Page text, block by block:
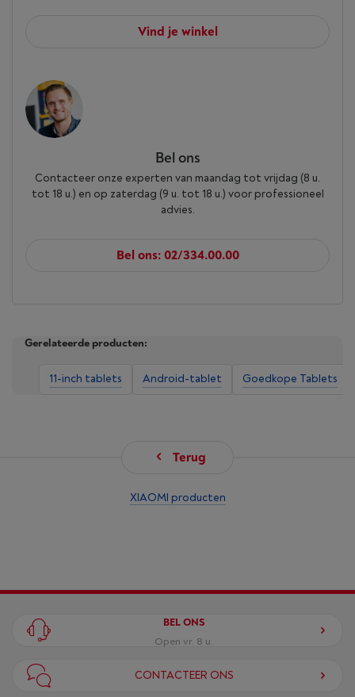
Vind je winkel
Bel ons
Contacteer onze experten van maandag tot vrijdag (8 u.
tot 18 u.) en op zaterdag (9 u. tot 18 u.) voor professioneel
advies.
Bel ons: 02/334.00.00
Gerelateerde producten:
11-inch tablets Android-tablet Goedkope Tablets
Terug
XIAOMI producten
BEL ONS
Open vr. 8 u.
CONTACTEER ONS